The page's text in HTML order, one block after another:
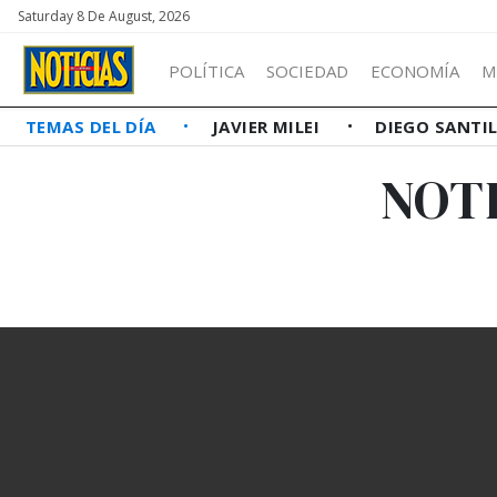
Saturday 8 De August, 2026
POLÍTICA SOCIEDAD ECONOMÍA
TEMAS DEL DÍA JAVIER MILEI DIEGO